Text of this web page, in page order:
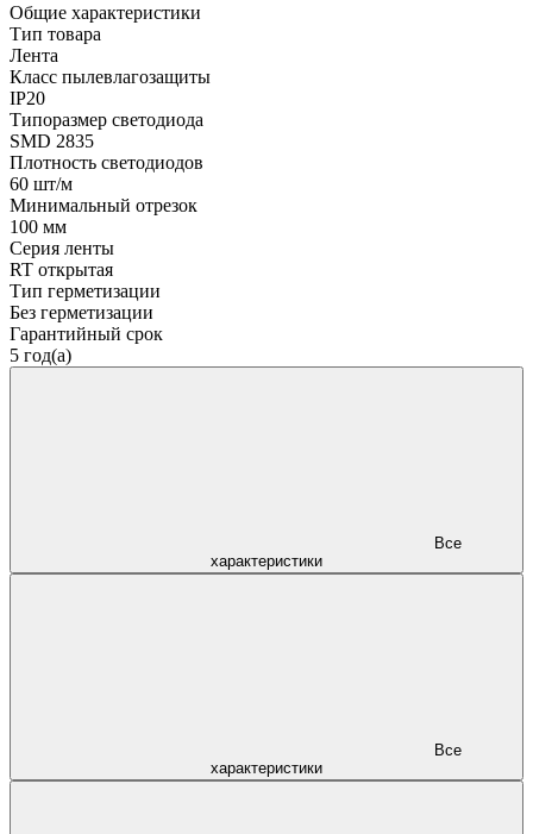
Общие характеристики
Тип товара
Лента
Класс пылевлагозащиты
IP20
Типоразмер светодиода
SMD 2835
Плотность светодиодов
60 шт/м
Минимальный отрезок
100 мм
Серия ленты
RT открытая
Тип герметизации
Без герметизации
Гарантийный срок
5 год(а)
характеристики
характеристики